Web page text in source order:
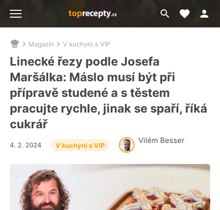
Přejít
na
Moje
Nacházíte
se
zde:
Magazín V kuchyni s VIP
Linecké řezy podle Josefa
Maršálka: Máslo musí být při
přípravě studené a s těstem
pracujte rychle, jinak se spaří, říká
cukrář
Vilém Besser
4. 2. 2024 V kuchyni s VIP